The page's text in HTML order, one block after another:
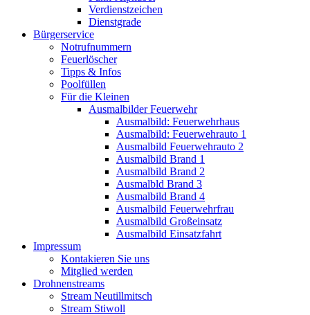
Verdienstzeichen
Dienstgrade
Bürgerservice
Notrufnummern
Feuerlöscher
Tipps & Infos
Poolfüllen
Für die Kleinen
Ausmalbilder Feuerwehr
Ausmalbild: Feuerwehrhaus
Ausmalbild: Feuerwehrauto 1
Ausmalbild Feuerwehrauto 2
Ausmalbild Brand 1
Ausmalbild Brand 2
Ausmalbld Brand 3
Ausmalbild Brand 4
Ausmalbild Feuerwehrfrau
Ausmalbild Großeinsatz
Ausmalbild Einsatzfahrt
Impressum
Kontakieren Sie uns
Mitglied werden
Drohnenstreams
Stream Neutillmitsch
Stream Stiwoll